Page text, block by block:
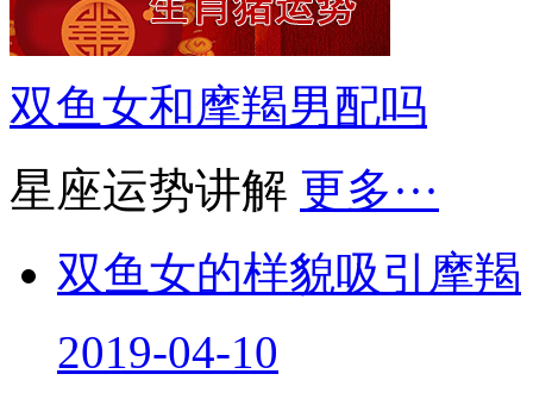
双鱼女和摩羯男配吗
星座运势讲解 更多···
双鱼女的样貌吸引摩羯
2019-04-10